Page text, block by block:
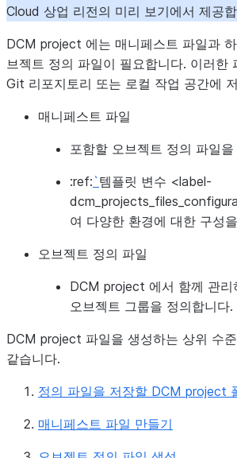
Cloud 상업 리전의 미리 보기에서 제공
DCM project 에는 매니페스트 파일과
브젝트 정의 파일이 필요합니다. 이러한
Git 리포지토리 또는 로컬 작업 공간에
매니페스트 파일
포함할 오브젝트 정의 파일
:ref:`템플릿 변수 <label-
여 다양한 환경에 대한 구성
오브젝트 정의 파일
DCM project 에서 함께 관
오브젝트 그룹을 정의합니다.
DCM project 파일을 생성하는 상위 수
같습니다.
정의 파일을 저장할 DCM project
매니페스트 파일 만들기